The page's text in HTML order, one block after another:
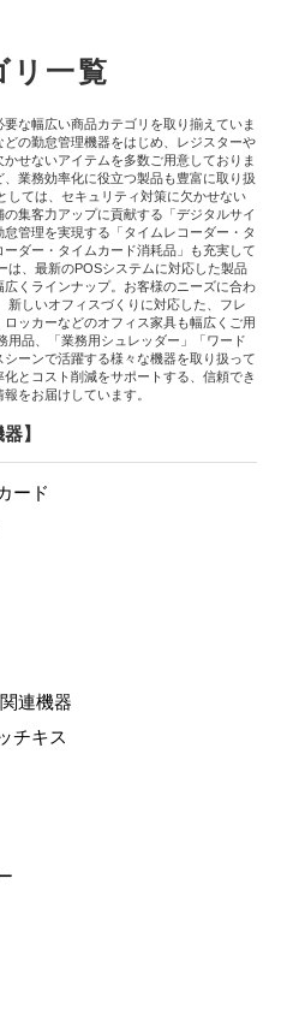
リ一覧
な幅広い商品カテゴリを取り揃えていま
の勤怠管理機器をはじめ、レジスターや
せないアイテムを多数ご用意しておりま
業務効率化に役立つ製品も豊富に取り扱
しては、セキュリティ対策に欠かせない
集客力アップに貢献する「デジタルサイ
管理を実現する「タイムレコーダー・タ
ダー・タイムカード消耗品」も充実して
は、最新のPOSシステムに対応した製品
くラインナップ。お客様のニーズに合わ
新しいオフィスづくりに対応した、フレ
ッカーなどのオフィス家具も幅広くご用
用品、「業務用シュレッダー」「ワード
ーンで活躍する様々な機器を取り扱って
とコスト削減をサポートする、信頼でき
をお届けしています。
】
ード
連機器
チキス